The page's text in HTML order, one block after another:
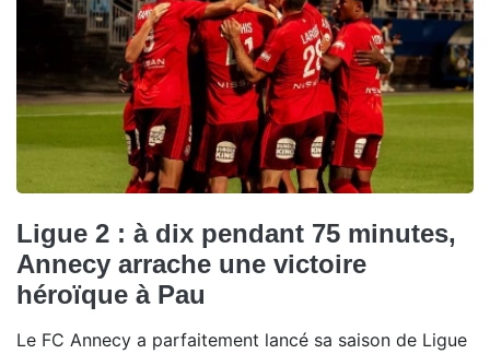
Ligue 2 : à dix pendant 75 minutes,
Annecy arrache une victoire
héroïque à Pau
Le FC Annecy a parfaitement lancé sa saison de Ligue